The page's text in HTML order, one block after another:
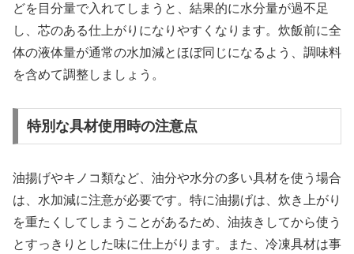
どを目分量で入れてしまうと、結果的に水分量が過不足
し、芯のある仕上がりになりやすくなります。炊飯前に全
体の液体量が通常の水加減とほぼ同じになるよう、調味料
を含めて調整しましょう。
特別な具材使用時の注意点
油揚げやキノコ類など、油分や水分の多い具材を使う場合
は、水加減に注意が必要です。特に油揚げは、炊き上がり
を重たくしてしまうことがあるため、油抜きしてから使う
とすっきりとした味に仕上がります。また、冷凍具材は事